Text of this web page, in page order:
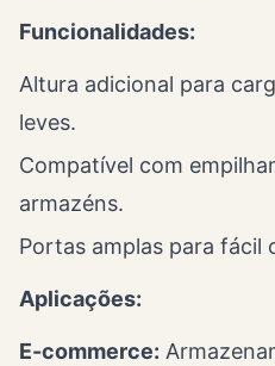
Funcionalidades:
Altura adicional para
leves.
Compatível com
armazéns.
Portas amplas para fácil
Aplicações:
E-commerce: